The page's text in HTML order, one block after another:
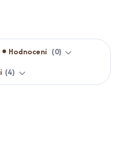
Hodnocení
0
4